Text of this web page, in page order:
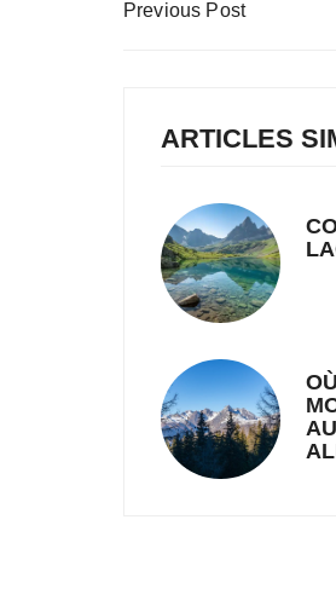
Previous Post
ARTICLES